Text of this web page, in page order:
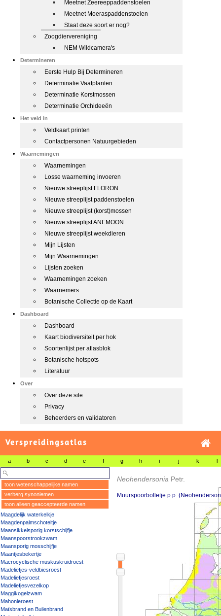
Meetnet Zeereeppaddenstoelen
Meetnet Moeraspaddenstoelen
Staat deze soort er nog?
Zoogdiervereniging
NEM Wildcamera's
Determineren
Eerste Hulp Bij Determineren
Determinatie Vaatplanten
Determinatie Korstmossen
Determinatie Orchideeën
Het veld in
Veldkaart printen
Contactpersonen Natuurgebieden
Waarnemingen
Waarnemingen
Losse waarneming invoeren
Nieuwe streeplijst FLORON
Nieuwe streeplijst paddenstoelen
Nieuwe streeplijst (korst)mossen
Nieuwe streeplijst ANEMOON
Nieuwe streeplijst weekdieren
Mijn Lijsten
Mijn Waarnemingen
Lijsten zoeken
Waarnemingen zoeken
Waarnemers
Botanische Collectie op de Kaart
Dashboard
Dashboard
Kaart biodiversiteit per hok
Soortenlijst per atlasblok
Botanische hotspots
Literatuur
Over
Over deze site
Privacy
Beheerders en validatoren
Verspreidingsatlas
a b c d e f g h i j k l
toon wetenschappelijke namen
verberg synoniemen
toon alleen geaccepteerde namen
Maagdelijk waterkelkje
Maagdenpalmschoteltje
Maansikkelsporig korstschijfje
Maanspoorstrookzwam
Maansporig mosschijfje
Maantjesbekertje
Macrocyclische muskuskruidroest
Madeliefjes-veldbiesroest
Madeliefjesroest
Madeliefjesvezelkop
Maggikogelzwam
Mahonieroest
Maïsbrand en Builenbrand
Neohendersonia Petr.
Muurspoorbolletje p.p.